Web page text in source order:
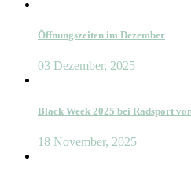
Öffnungszeiten im Dezember
03 Dezember, 2025
Black Week 2025 bei Radsport
18 November, 2025